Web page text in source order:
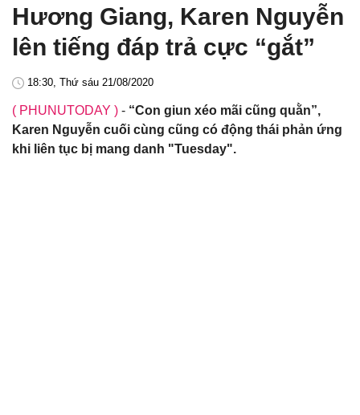
Hương Giang, Karen Nguyễn
lên tiếng đáp trả cực “gắt”
18:30, Thứ sáu 21/08/2020
( PHUNUTODAY ) - “Con giun xéo mãi cũng quằn”,
Karen Nguyễn cuối cùng cũng có động thái phản ứng
khi liên tục bị mang danh "Tuesday".